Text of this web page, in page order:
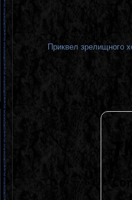
Приквел зрелищного